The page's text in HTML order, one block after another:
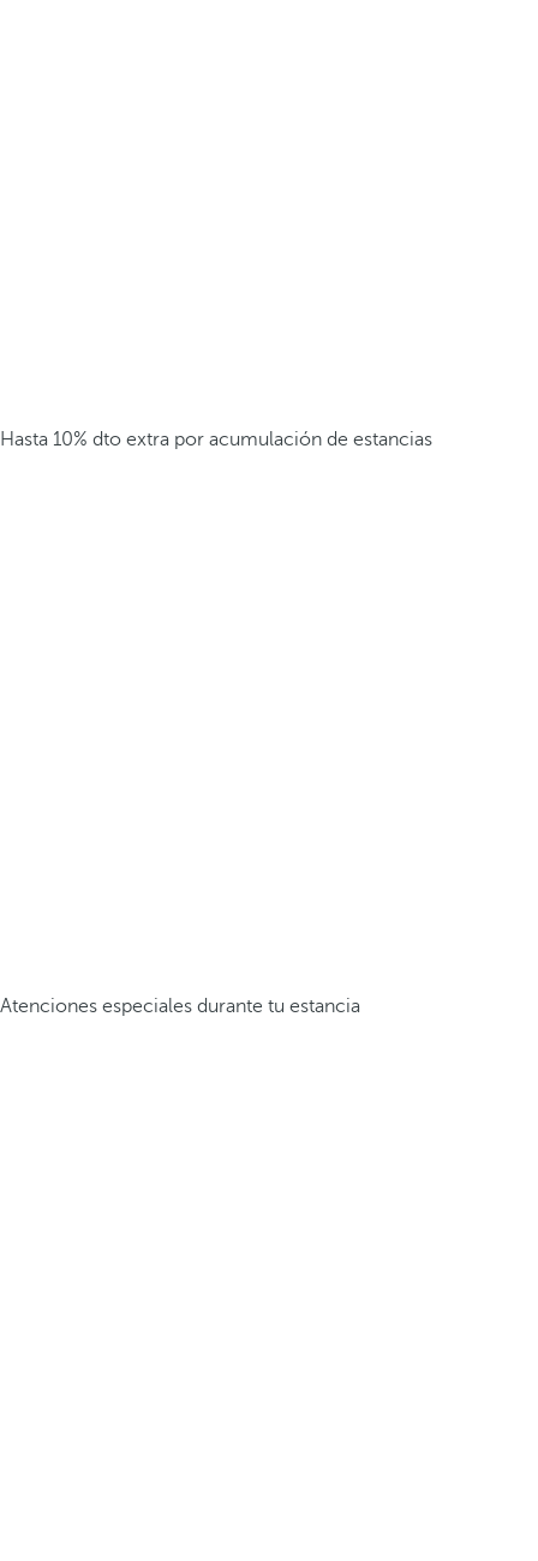
Hasta 10% dto extra por acumulación de estancias
Atenciones especiales durante tu estancia